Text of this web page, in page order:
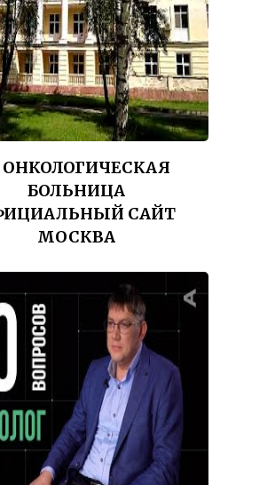
ОНКОЛОГИЧЕСКАЯ
БОЛЬНИЦА
САЙТ
МОСКВА